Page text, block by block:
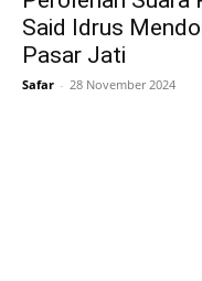
Said Idrus
Pasar Jati
Safar - 28 November 2024